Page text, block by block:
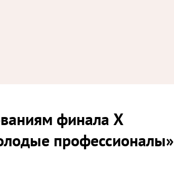
финала X
профессионалы»